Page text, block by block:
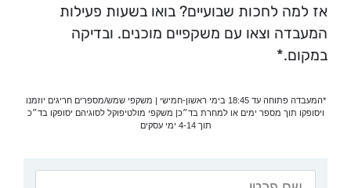
אז למה לחכות שבועיים? בואו בשעות פעילות
המעבדה וצאו עם משקפיים מוכנים. ובדיקה
במקום.*
*המעבדה פתוחה עד 18:45 בימי ראשון-חמישי | משקפי שמש/מספרים חריגים יוזמנו
ויסופקו תוך מספר ימים או למחרת בד״כ| משקפי מולטיפוקל לסוגיהם יסופקו בד״כ
תוך 4-14 ימי עסקים